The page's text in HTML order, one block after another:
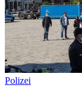
Polizei